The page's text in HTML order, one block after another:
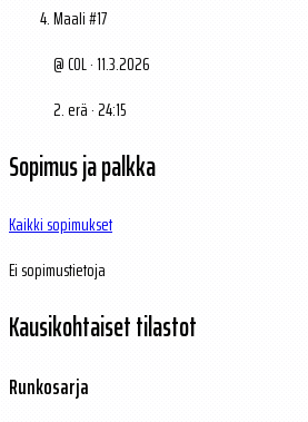
Maali #17
@ COL · 11.3.2026
2. erä · 24:15
Sopimus ja palkka
Kaikki sopimukset
Ei sopimustietoja
Kausikohtaiset tilastot
Runkosarja